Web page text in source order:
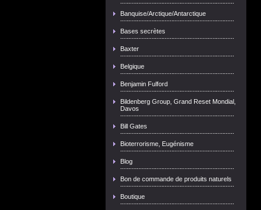
Banquise/Arctique/Antarctique
Bases secrètes
Baxter
Belgique
Benjamin Fulford
Bildenberg Group, Grand Reset Mondial,
Davos
Bill Gates
Bioterrorisme, Eugénisme
Blog
Bon de commande de produits naturels
Boutique